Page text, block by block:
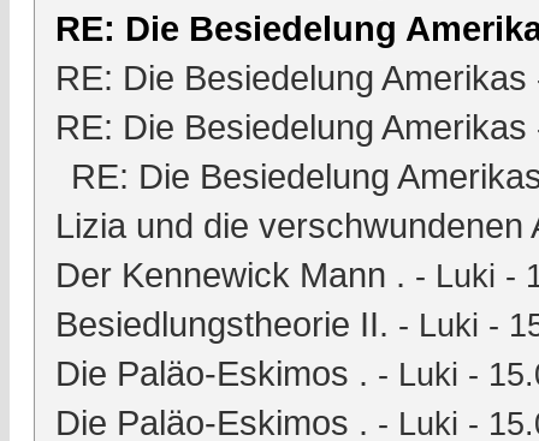
RE: Die Besiedelung
RE: Die Besiedelung Amerikas
RE: Die Besiedelung Amerikas
RE: Die Besiedelung
Lizia und die verschwundenen
Der Kennewick Mann . - Luki -
Besiedlungstheorie II. - Luki -
Die Paläo-Eskimos . - Luki -
Die Paläo-Eskimos . - Luki -